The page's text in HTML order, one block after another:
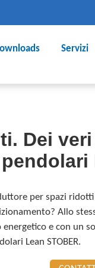
Servizi
Dei
per spazi
Allo
e con un
Lean STOBER.